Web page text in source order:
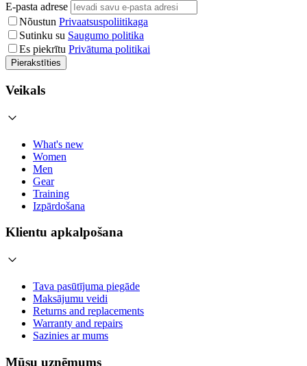
E-pasta adrese
Nõustun Privaatsuspoliitikaga
Sutinku su Saugumo politika
Es piekrītu Privātuma politikai
Pierakstīties
Veikals
What's new
Women
Men
Gear
Training
Izpārdošana
Klientu apkalpošana
Tava pasūtījuma piegāde
Maksājumu veidi
Returns and replacements
Warranty and repairs
Sazinies ar mums
Mūsu uzņēmums